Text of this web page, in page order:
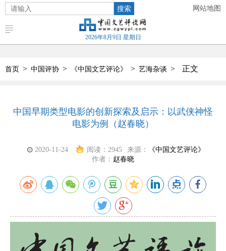
搜索 网站地图
2026年8月9日 星期日
首页 > 中国评协 > 《中国文艺评论》 > 艺海杂谈 > 正文
中国早期类型电影的创新探索及启示：以武侠神怪
电影为例（赵春晓）
2020-11-24 阅读： 2945 来源：
《中国文艺评论》
作者： 赵春晓